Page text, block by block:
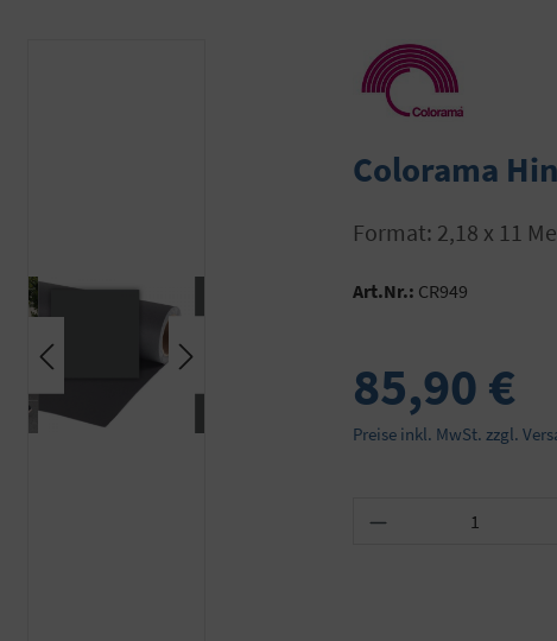
Colorama
Format: 2,18 x 11
Art.Nr.: CR949
85,90 €
Preise inkl. MwSt. zzgl.
Produkt